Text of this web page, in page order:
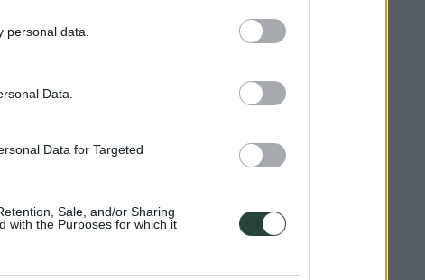
personal data.
Data.
Data for Targeted
Sale, and/or Sharing
with the Purposes for which it